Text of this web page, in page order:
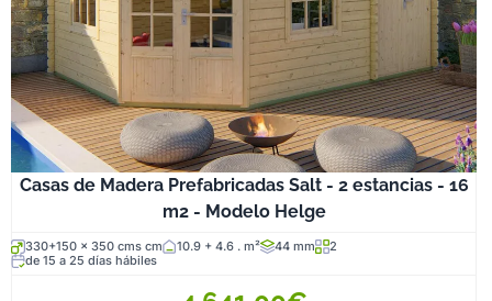
Casas de Madera Prefabricadas Salt - 2 estancias - 16
m2 - Modelo Helge
330+150 x 350 cms cm 10.9 + 4.6 . m² 44 mm
2
de 15 a 25 días hábiles